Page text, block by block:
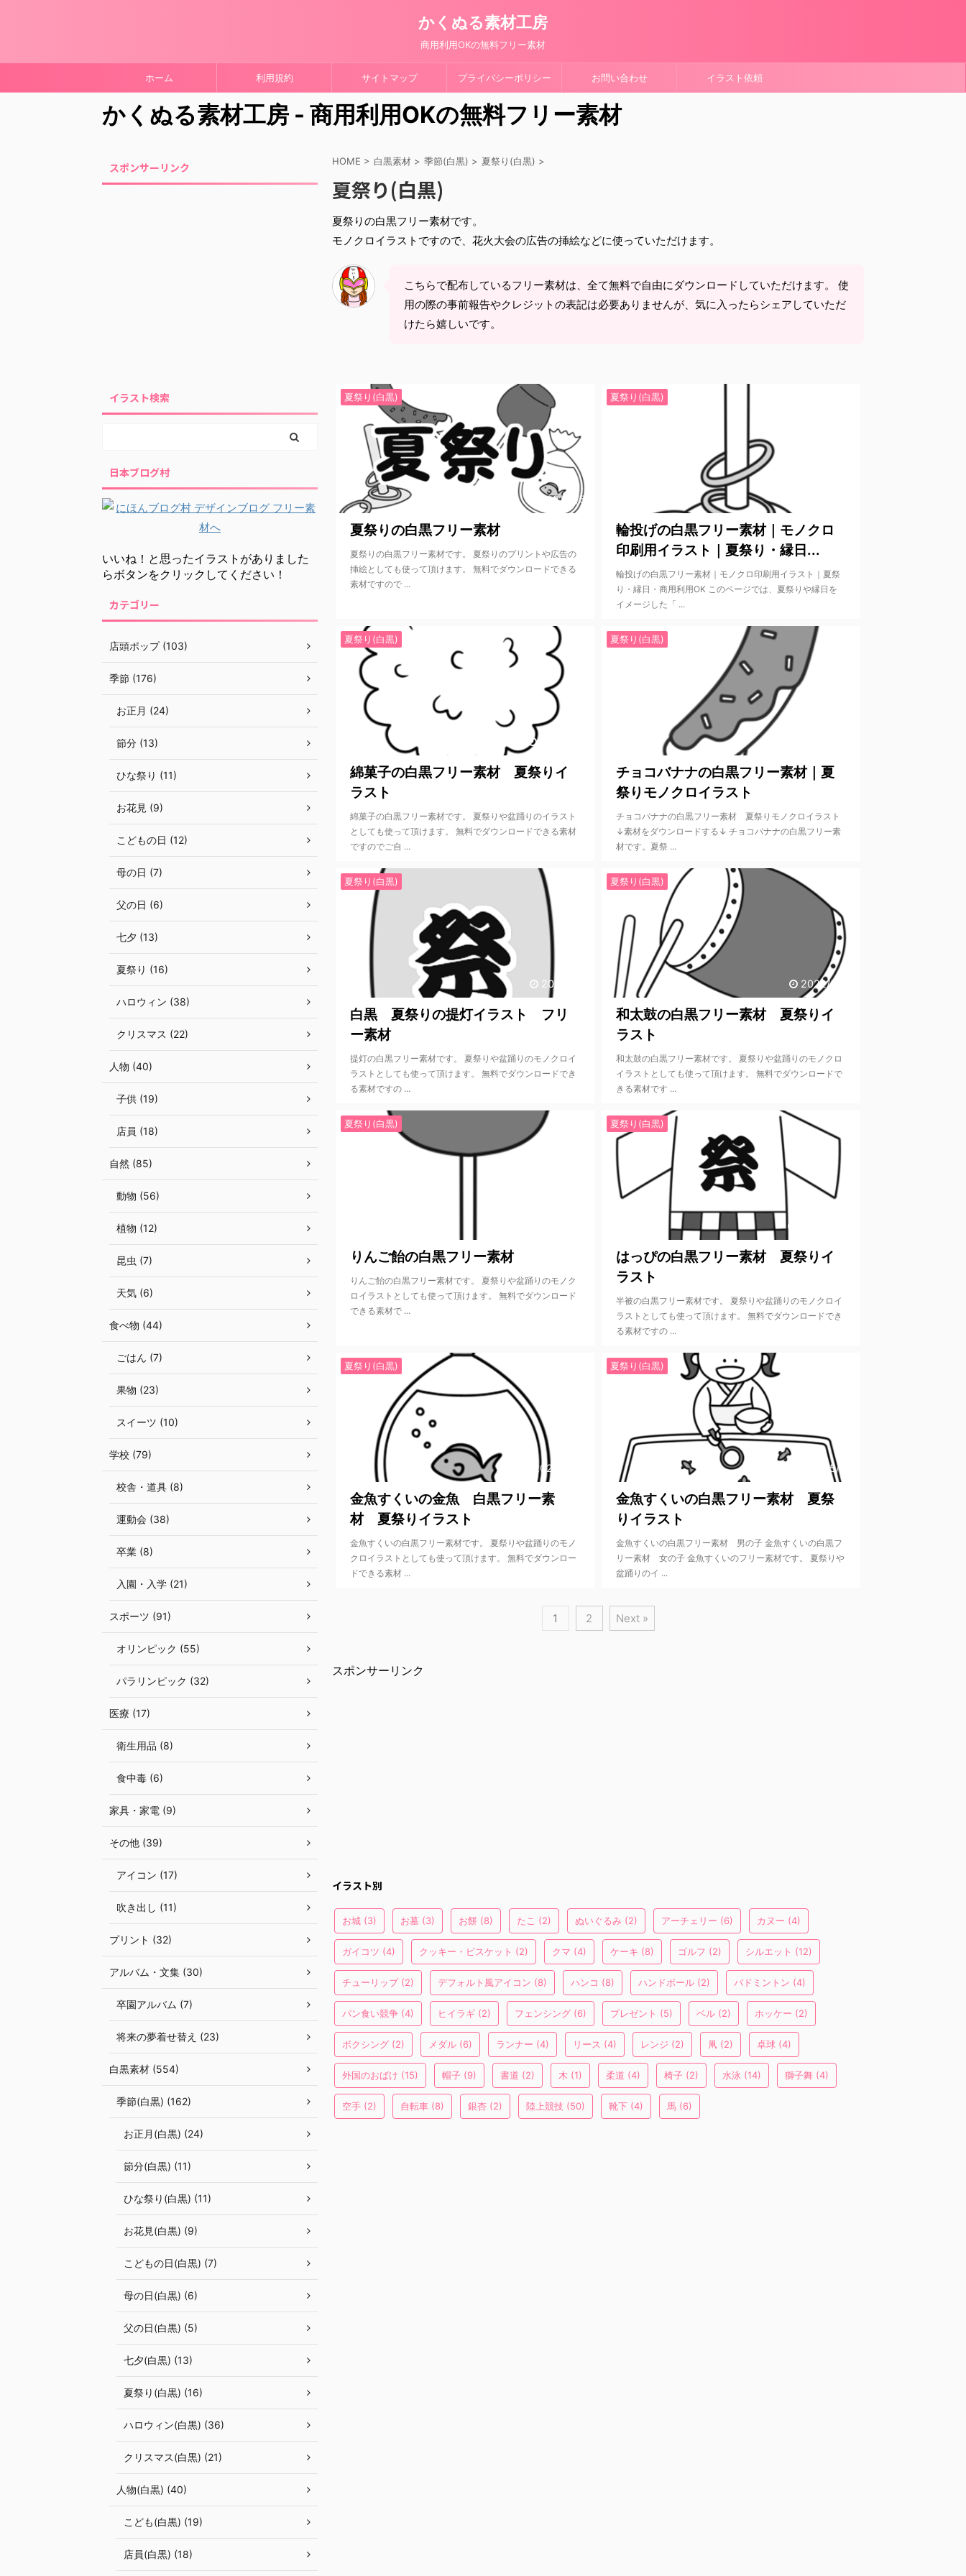
かくぬる素材工房
商用利用OKの無料フリー素材
ホーム 利用規約 サイトマップ プライバシーポリシー お問い合わせ イラスト依頼
かくぬる素材工房 - 商用利用OKの無料フリー素材
HOME > 白黒素材 > 季節(白黒) > 夏祭り(白黒) >
夏祭り(白黒)
夏祭りの白黒フリー素材です。
モノクロイラストですので、花火大会の広告の挿絵などに使っていただけます。
こちらで配布しているフリー素材は、全て無料で自由にダウンロードしていただけます。 使
用の際の事前報告やクレジットの表記は必要ありませんが、気に入ったらシェアしていただ
けたら嬉しいです。
2022/6/5
夏祭り(白黒)
夏祭りの白黒フリー素材
夏祭りの白黒フリー素材です。 夏祭りのプリントや広告の
挿絵としても使って頂けます。 無料でダウンロードできる
素材ですので ...
夏祭り(白黒)
輪投げの白黒フリー素材｜モノクロ
印刷用イラスト｜夏祭り・縁日...
輪投げの白黒フリー素材｜モノクロ印刷用イラスト｜夏祭
り・縁日・商用利用OK このページでは、夏祭りや縁日を
イメージした「 ...
夏祭り(白黒)
綿菓子の白黒フリー素材 夏祭りイ
ラスト
綿菓子の白黒フリー素材です。 夏祭りや盆踊りのイラスト
としても使って頂けます。 無料でダウンロードできる素材
ですのでご自 ...
夏祭り(白黒)
チョコバナナの白黒フリー素材｜夏
祭りモノクロイラスト
チョコバナナの白黒フリー素材 夏祭りモノクロイラスト
↓素材をダウンロードする↓ チョコバナナの白黒フリー素
材です。夏祭 ...
2022/6/1
夏祭り(白黒)
白黒 夏祭りの提灯イラスト フリ
ー素材
提灯の白黒フリー素材です。 夏祭りや盆踊りのモノクロイ
ラストとしても使って頂けます。 無料でダウンロードでき
る素材ですの ...
2022/5/31
夏祭り(白黒)
和太鼓の白黒フリー素材 夏祭りイ
ラスト
和太鼓の白黒フリー素材です。 夏祭りや盆踊りのモノクロ
イラストとしても使って頂けます。 無料でダウンロードで
きる素材です ...
夏祭り(白黒)
りんご飴の白黒フリー素材
りんご飴の白黒フリー素材です。 夏祭りや盆踊りのモノク
ロイラストとしても使って頂けます。 無料でダウンロード
できる素材で ...
夏祭り(白黒)
はっぴの白黒フリー素材 夏祭りイ
ラスト
半被の白黒フリー素材です。 夏祭りや盆踊りのモノクロイ
ラストとしても使って頂けます。 無料でダウンロードでき
る素材ですの ...
2022/5/28
夏祭り(白黒)
金魚すくいの金魚 白黒フリー素
材 夏祭りイラスト
金魚すくいの白黒フリー素材です。 夏祭りや盆踊りのモノ
クロイラストとしても使って頂けます。 無料でダウンロー
ドできる素材 ...
2022/5/27
夏祭り(白黒)
金魚すくいの白黒フリー素材 夏祭
りイラスト
金魚すくいの白黒フリー素材 男の子 金魚すくいの白黒フ
リー素材 女の子 金魚すくいのフリー素材です。 夏祭りや
盆踊りのイ ...
1 2 Next »
スポンサーリンク
イラスト別
お城 (3) お墓 (3) お餅 (8) たこ (2) ぬいぐるみ (2) アーチェリー (6) カヌー (4)
ガイコツ (4) クッキー・ビスケット (2) クマ (4) ケーキ (8) ゴルフ (2) シルエット (12)
チューリップ(2) デフォルト風アイコン (8) ハンコ (8) ハンドボール (2) バドミントン (4)
パン食い競争 (4) ヒイラギ (2) フェンシング (6) プレゼント (5) ベル (2) ホッケー (2)
ボクシング (2) メダル (6) ランナー (4) リース (4) レンジ (2) 凧 (2) 卓球 (4)
外国のおばけ (15) 帽子 (9) 書道 (2) 木 (1) 柔道 (4) 椅子 (2) 水泳 (14) 獅子舞 (4)
空手 (2) 自転車 (8) 銀杏 (2) 陸上競技 (50) 靴下 (4) 馬 (6)
スポンサーリンク
イラスト検索
日本ブログ村
いいね！と思ったイラストがありました
らボタンをクリックしてください！
カテゴリー
店頭ポップ (103)
季節 (176)
お正月 (24)
節分 (13)
ひな祭り (11)
お花見 (9)
こどもの日 (12)
母の日 (7)
父の日 (6)
七夕 (13)
夏祭り (16)
ハロウィン (38)
クリスマス (22)
人物 (40)
子供 (19)
店員 (18)
自然 (85)
動物 (56)
植物 (12)
昆虫 (7)
天気 (6)
食べ物 (44)
ごはん (7)
果物 (23)
スイーツ (10)
学校 (79)
校舎・道具 (8)
運動会 (38)
卒業 (8)
入園・入学 (21)
スポーツ (91)
オリンピック (55)
パラリンピック (32)
医療 (17)
衛生用品 (8)
食中毒 (6)
家具・家電 (9)
その他 (39)
アイコン (17)
吹き出し (11)
プリント (32)
アルバム・文集 (30)
卒園アルバム (7)
将来の夢着せ替え (23)
白黒素材 (554)
季節(白黒) (162)
お正月(白黒) (24)
節分(白黒) (11)
ひな祭り(白黒) (11)
お花見(白黒) (9)
こどもの日(白黒) (7)
母の日(白黒) (6)
父の日(白黒) (5)
七夕(白黒) (13)
夏祭り(白黒) (16)
ハロウィン(白黒) (36)
クリスマス(白黒) (21)
人物(白黒) (40)
こども(白黒) (19)
店員(白黒) (18)